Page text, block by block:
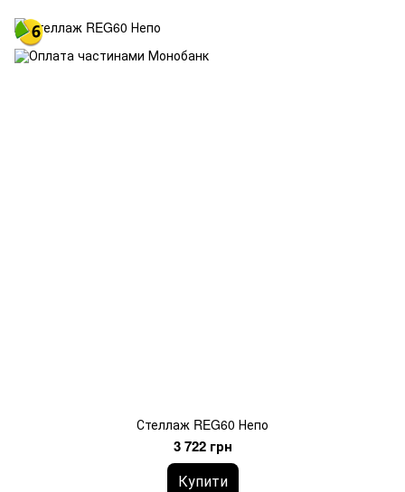
Стеллаж REG60 Непо
3 722 грн
Купити